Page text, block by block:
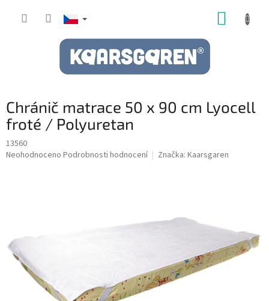
Chránič matrace 50 x 90 cm Lyocell
froté / Polyuretan
13560
Průměrné
hvězdiček.
Neohodnoceno Podrobnosti hodnocení Značka: Kaarsgaren